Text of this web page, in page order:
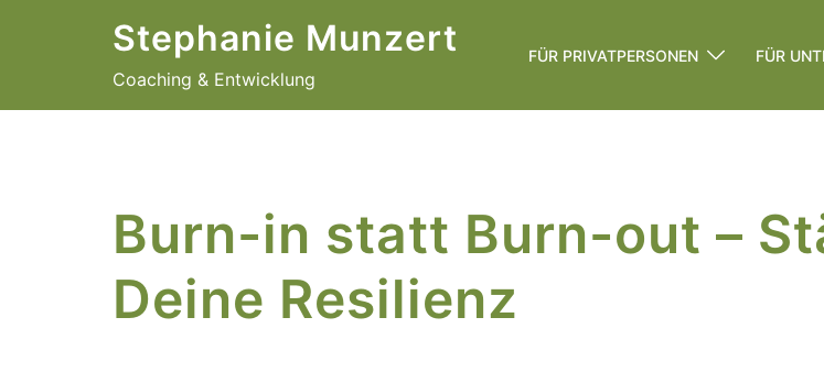
Stephanie Munzert
Coaching & Entwicklung
FÜR PRIVATPERSONEN FÜR
Burn-in statt Burn-out –
Deine Resilienz